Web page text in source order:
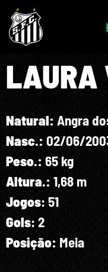
LAURA
Natural: Angra
Nasc.: 02/06/
Peso.: 65 kg
Altura.: 1,68 m
Jogos: 51
Gols: 2
Posição: Meia